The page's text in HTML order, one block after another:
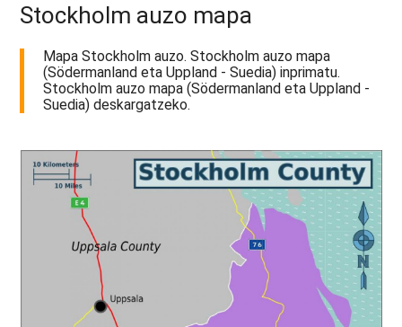
Stockholm auzo mapa
Mapa Stockholm auzo. Stockholm auzo mapa
(Södermanland eta Uppland - Suedia) inprimatu.
Stockholm auzo mapa (Södermanland eta Uppland -
Suedia) deskargatzeko.